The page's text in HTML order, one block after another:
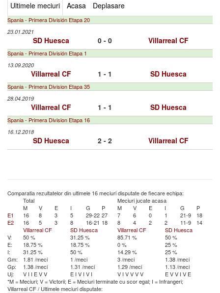
Ultimele meciuri Acasa Deplasare
Spania - Primera División Etapa 20
23.01.2021
SD Huesca 0 - 0 Villarreal CF
Spania - Primera División Etapa 1
13.09.2020
Villarreal CF 1 - 1 SD Huesca
Spania - Primera Division Etapa 35
28.04.2019
Villarreal CF 1 - 1 SD Huesca
Spania - Primera Division Etapa 16
16.12.2018
SD Huesca 2 - 2 Villarreal CF
Comparatia rezultatelor din ultimele 16 meciuri disputate de fiecare echipa:
Total
Meciuri jucate acasa
M
V E I G P M V E I G
P
E1
16 8 3 5 29-22 27 7 6 0 1 21-9
18
E2
16 5 3 8 16-21 18 8 4 2 2 11-9
14
Villarreal CF
SD Huesca Villarreal CF
SD Huesca
V:
50 % 31.25 % 85.71 %
50 %
E:
18.75 % 18.75 % 0 %
25 %
I:
31.25 % 50 % 14.29 %
25 %
Gm:
1.81 /meci 1 /meci 3 /meci
1.38 /meci
Gp:
1.38 /meci 1.31 /meci 1.29 /meci
1.13 /meci
Uj:
V I I EVV E I V I V I V I VVVV EVV I V E
*M = Meciuri; V = Victorii; E = Meciuri terminate cu scor egal; I = Infrangeri;
Villarreal CF/ Ultimele meciuri disputate: